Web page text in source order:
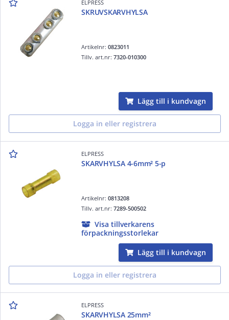
ELPRESS
SKRUVSKARVHYLSA
Artikelnr:0823011
Tillv. art.nr:7320-010300
Lägg till i kundvagn
Logga in eller registrera
ELPRESS
SKARVHYLSA 4-6mm² 5-p
Artikelnr:0813208
Tillv. art.nr:7289-500502
Visa tillverkarens
förpackningsstorlekar
Lägg till i kundvagn
Logga in eller registrera
ELPRESS
SKARVHYLSA 25mm²